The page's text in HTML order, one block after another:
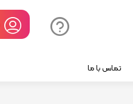
تماس با ما